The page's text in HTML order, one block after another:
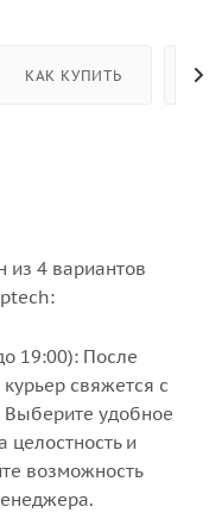
КАК КУПИТЬ
из 4 вариантов
19:00): После
свяжется с
Выберите удобное
целостность и
возможность